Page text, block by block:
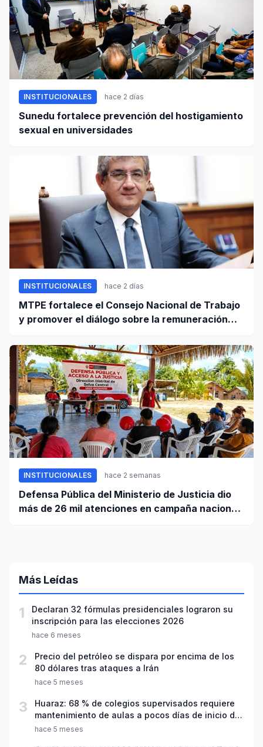
INSTITUCIONALES hace 2 días
Sunedu fortalece prevención del hostigamiento
sexual en universidades
INSTITUCIONALES hace 2 días
MTPE fortalece el Consejo Nacional de Trabajo
y promover el diálogo sobre la remuneración
INSTITUCIONALES hace 2 semanas
Defensa Pública del Ministerio de Justicia dio
más de 26 mil atenciones en campaña nacional
Más Leídas
1
Declaran 32 fórmulas presidenciales lograron su
inscripción para las elecciones 2026
hace 6 meses
2
Precio del petróleo se dispara por encima de los
80 dólares tras ataques a Irán
hace 5 meses
3
Huaraz: 68 % de colegios supervisados requiere
mantenimiento de aulas a pocos días de inicio del
año escolar 2026
hace 5 meses